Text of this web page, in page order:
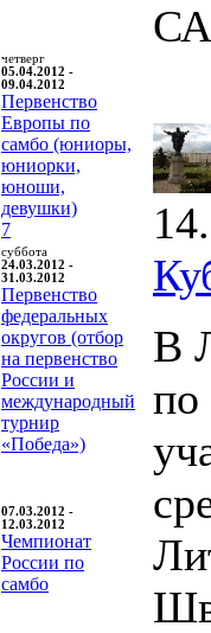
четверг
05.04.2012 -
09.04.2012
Первенство
Европы по
самбо (юниоры,
юниорки,
юноши,
девушки)
7
суббота
24.03.2012 -
31.03.2012
Первенство
федеральных
округов (отбор
на первенство
России и
международный
турнир
«Победа»)
07.03.2012 -
12.03.2012
Чемпионат
России по
самбо
В